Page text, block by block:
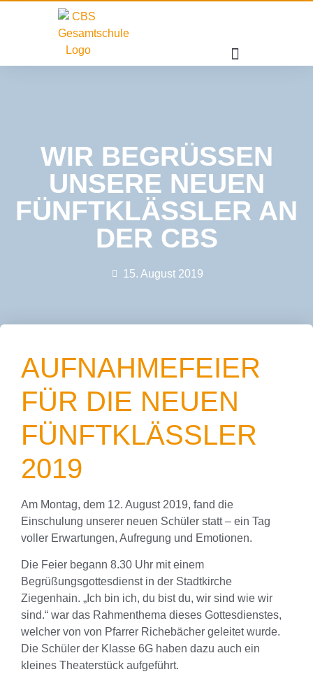
WIR BEGRÜSSEN U
NSERE NEUEN F
ÜNFTKLÄSSLER AN D
ER CBS
15. August 2019
AUFNAHMEFEIER
FÜR DIE NEUEN
FÜNFTKLÄSSLER
2019
Am Montag, dem 12. August 2019, fand die
Einschulung unserer neuen Schüler statt – ein Tag
voller Erwartungen, Aufregung und Emotionen.
Die Feier begann 8.30 Uhr mit einem
Begrüßungsgottesdienst in der Stadtkirche
Ziegenhain. „Ich bin ich, du bist du, wir sind wie wir
sind.“ war das Rahmenthema dieses Gottesdienstes,
welcher von von Pfarrer Richebächer geleitet wurde.
Die Schüler der Klasse 6G haben dazu auch ein
kleines Theaterstück aufgeführt.